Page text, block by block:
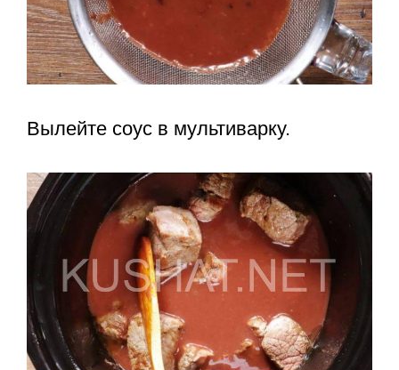
Вылейте соус в мультиварку.